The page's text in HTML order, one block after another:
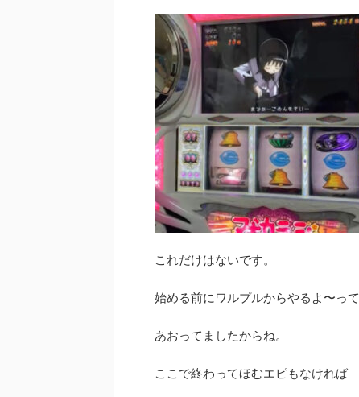
これだけはないです。
始める前にワルプルからやるよ〜って
あおってましたからね。
ここで終わってほむエピもなければ